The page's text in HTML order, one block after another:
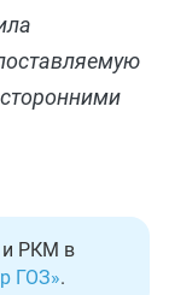
и РКМ в
ГОЗ».